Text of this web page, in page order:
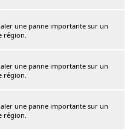
une panne importante sur un
région.
une panne importante sur un
région.
une panne importante sur un
région.